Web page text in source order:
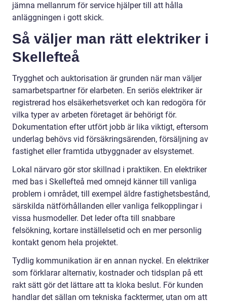
jämna mellanrum för service hjälper till att hålla
anläggningen i gott skick.
Så väljer man rätt elektriker i
Skellefteå
Trygghet och auktorisation är grunden när man väljer
samarbetspartner för elarbeten. En seriös elektriker är
registrerad hos elsäkerhetsverket och kan redogöra för
vilka typer av arbeten företaget är behörigt för.
Dokumentation efter utfört jobb är lika viktigt, eftersom
underlag behövs vid försäkringsärenden, försäljning av
fastighet eller framtida utbyggnader av elsystemet.
Lokal närvaro gör stor skillnad i praktiken. En elektriker
med bas i Skellefteå med omnejd känner till vanliga
problem i området, till exempel äldre fastighetsbestånd,
särskilda nätförhållanden eller vanliga felkopplingar i
vissa husmodeller. Det leder ofta till snabbare
felsökning, kortare inställelsetid och en mer personlig
kontakt genom hela projektet.
Tydlig kommunikation är en annan nyckel. En elektriker
som förklarar alternativ, kostnader och tidsplan på ett
rakt sätt gör det lättare att ta kloka beslut. För kunden
handlar det sällan om tekniska facktermer, utan om att